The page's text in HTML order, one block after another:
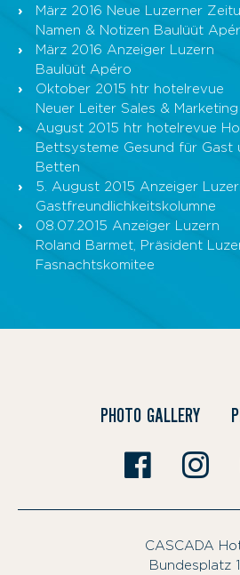
März 2016 Neue Luzerner
Namen & Notizen Baulüüt
März 2016 Anzeiger Luzern
Baulüüt Apéro
Oktober 2015 htr hotelrevue
Neuer Leiter Sales & Marketing
August 2015 htr hotelrevue
Bettsysteme Gesund für Gast
Betten
5. August 2015 Anzeiger
Gastfreundlichkeitskolumne
08.07.2015 Anzeiger Luzern
Roland Barmet, Präsident
Fasnachtskomitee
PHOTO GALLERY
CASCADA
|
Bundesplatz